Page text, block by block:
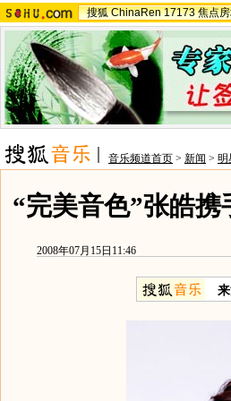
搜狐 ChinaRen 17173 焦点
音乐频道首页 > 新闻 > 明
“完美音色”张皓
2008年07月15日11:46